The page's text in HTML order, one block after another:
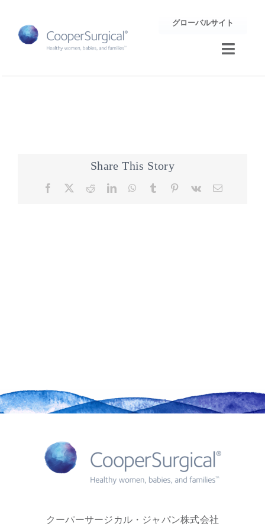
content
グローバルサイト
Toggle
企業情報
お問合せ
Share This Story
Facebook RedditLinkedInWhatsApp
Tumblr Pinterest
Vk Email
クーパーサージカル・ジャパン株式会社